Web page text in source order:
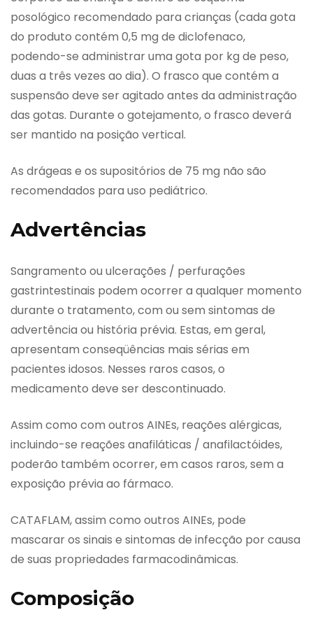
posológico recomendado para crianças (cada gota
do produto contém 0,5 mg de diclofenaco,
podendo-se administrar uma gota por kg de peso,
duas a três vezes ao dia). O frasco que contém a
suspensão deve ser agitado antes da administração
das gotas. Durante o gotejamento, o frasco deverá
ser mantido na posição vertical.
As drágeas e os supositórios de 75 mg não são
recomendados para uso pediátrico.
Advertências
Sangramento ou ulcerações / perfurações
gastrintestinais podem ocorrer a qualquer momento
durante o tratamento, com ou sem sintomas de
advertência ou história prévia. Estas, em geral,
apresentam conseqüências mais sérias em
pacientes idosos. Nesses raros casos, o
medicamento deve ser descontinuado.
Assim como com outros AINEs, reações alérgicas,
incluindo-se reações anafiláticas / anafilactóides,
poderão também ocorrer, em casos raros, sem a
exposição prévia ao fármaco.
CATAFLAM, assim como outros AINEs, pode
mascarar os sinais e sintomas de infecção por causa
de suas propriedades farmacodinâmicas.
Composição